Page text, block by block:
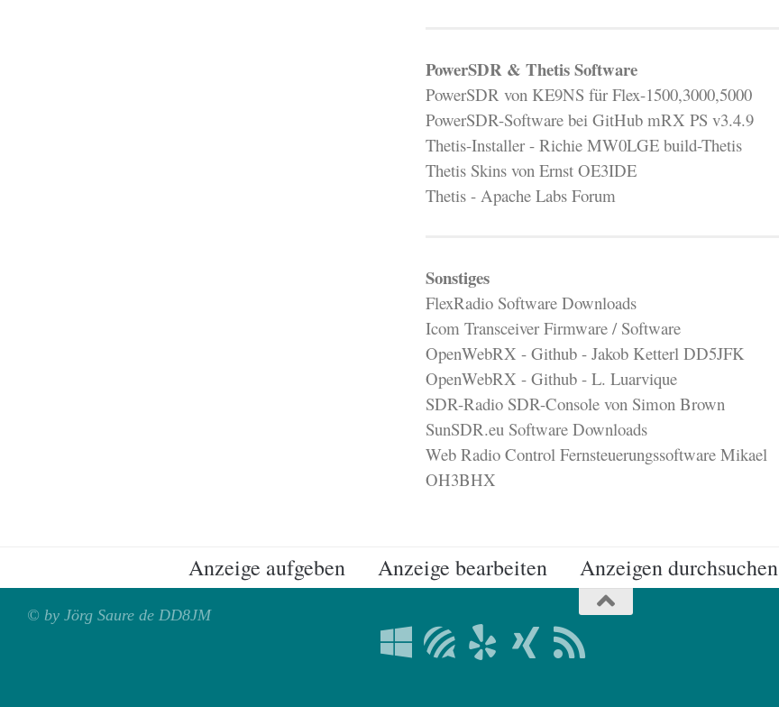
PowerSDR & Thetis Software
PowerSDR von KE9NS für Flex-1500,3000,5000
PowerSDR-Software bei GitHub mRX PS v3.4.9
Thetis-Installer - Richie MW0LGE build-Thetis
Thetis Skins von Ernst OE3IDE
Thetis - Apache Labs Forum
Sonstiges
FlexRadio Software Downloads
Icom Transceiver Firmware / Software
OpenWebRX - Github - Jakob Ketterl DD5JFK
OpenWebRX - Github - L. Luarvique
SDR-Radio SDR-Console von Simon Brown
SunSDR.eu Software Downloads
Web Radio Control Fernsteuerungssoftware Mikael
OH3BHX
Anzeige aufgeben Anzeige bearbeiten Anzeigen durchsuchen
© by Jörg Saure de DD8JM